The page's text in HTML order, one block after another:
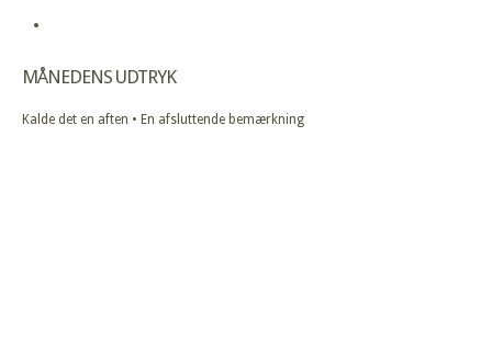
MÅNEDENS UDTRYK
Kalde det en aften • En afsluttende bemærkning